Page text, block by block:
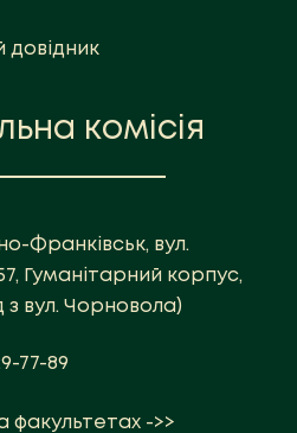
довідник
комісія
Франківськ, вул.
Гуманітарний корпус,
з вул. Чорновола)
77-89
факультетах ->>